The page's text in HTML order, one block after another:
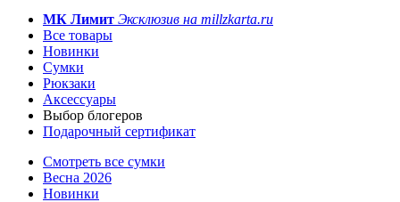
МК Лимит Эксклюзив на millzkarta.ru
Все товары
Новинки
Сумки
Рюкзаки
Аксессуары
Выбор блогеров
Подарочный сертификат
Смотреть все сумки
Весна 2026
Новинки